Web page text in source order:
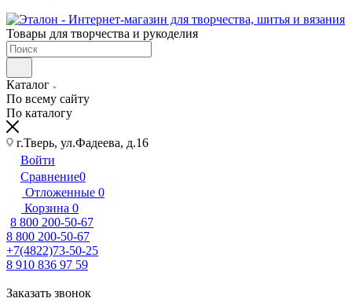
Товары для творчества и рукоделия
Каталог
По всему сайту
По каталогу
г.Тверь, ул.Фадеева, д.16
Войти
Сравнение0
Отложенные 0
Корзина 0
8 800 200-50-67
8 800 200-50-67
+7(4822)73-50-25
8 910 836 97 59
Заказать звонок